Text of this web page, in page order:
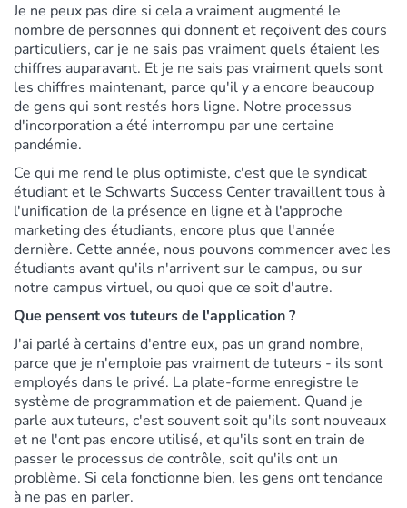
Je ne peux pas dire si cela a vraiment augmenté le
nombre de personnes qui donnent et reçoivent des cours
particuliers, car je ne sais pas vraiment quels étaient les
chiffres auparavant. Et je ne sais pas vraiment quels sont
les chiffres maintenant, parce qu'il y a encore beaucoup
de gens qui sont restés hors ligne. Notre processus
d'incorporation a été interrompu par une certaine
pandémie.
Ce qui me rend le plus optimiste, c'est que le syndicat
étudiant et le Schwarts Success Center travaillent tous à
l'unification de la présence en ligne et à l'approche
marketing des étudiants, encore plus que l'année
dernière. Cette année, nous pouvons commencer avec les
étudiants avant qu'ils n'arrivent sur le campus, ou sur
notre campus virtuel, ou quoi que ce soit d'autre.
Que pensent vos tuteurs de l'application ?
J'ai parlé à certains d'entre eux, pas un grand nombre,
parce que je n'emploie pas vraiment de tuteurs - ils sont
employés dans le privé. La plate-forme enregistre le
système de programmation et de paiement. Quand je
parle aux tuteurs, c'est souvent soit qu'ils sont nouveaux
et ne l'ont pas encore utilisé, et qu'ils sont en train de
passer le processus de contrôle, soit qu'ils ont un
problème. Si cela fonctionne bien, les gens ont tendance
à ne pas en parler.